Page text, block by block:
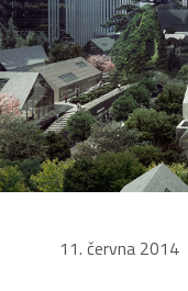
11. června 2014